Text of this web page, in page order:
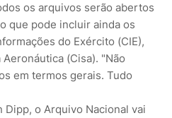
os arquivos serão abertos
que pode incluir ainda os
do Exército (CIE),
(Cisa). "Não
em termos gerais. Tudo
o Arquivo Nacional vai